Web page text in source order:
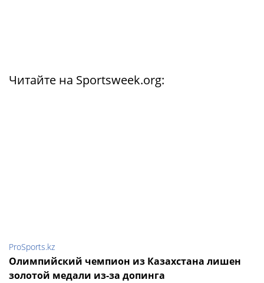
Читайте на Sportsweek.org:
ProSports.kz
Олимпийский чемпион из Казахстана лишен
золотой медали из-за допинга